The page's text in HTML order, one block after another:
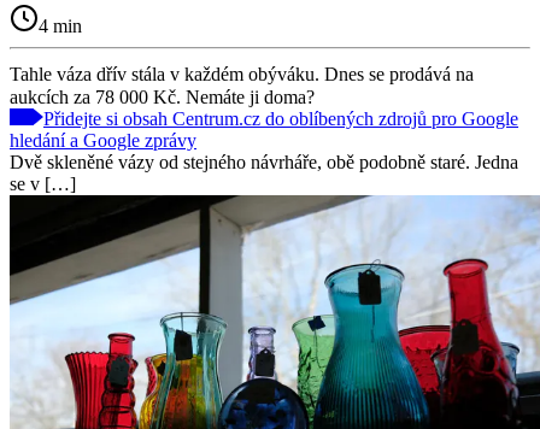
4 min
Tahle váza dřív stála v každém obýváku. Dnes se prodává na
aukcích za 78 000 Kč. Nemáte ji doma?
Přidejte si obsah Centrum.cz do oblíbených zdrojů pro Google
hledání a Google zprávy
Dvě skleněné vázy od stejného návrháře, obě podobně staré. Jedna
se v […]